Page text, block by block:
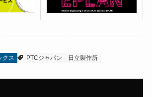
クス PTCジャパン 日立製作所